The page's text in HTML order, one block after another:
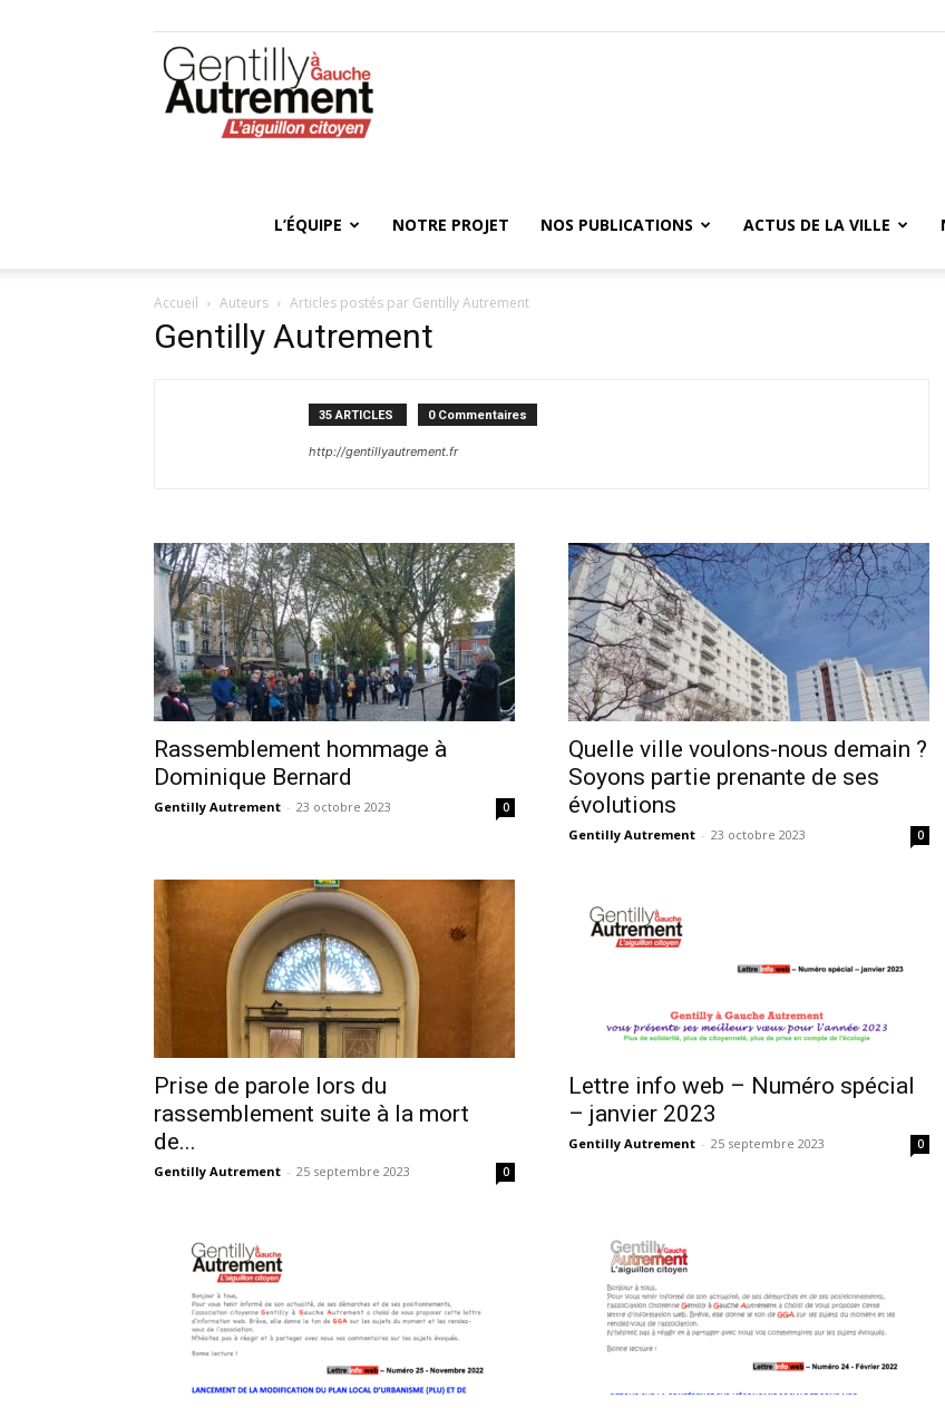
L’ÉQUIPE NOTRE PROJET NOS PUBLICATIONS ACTUS DE LA VILLE
Accueil Auteurs Articles postés par Gentilly Autrement
Gentilly Autrement
35 ARTICLES 0 Commentaires
http://gentillyautrement.fr
Rassemblement hommage à
Dominique Bernard
Gentilly Autrement - 23 octobre 2023 0
Quelle ville voulons-nous demain ?
Soyons partie prenante de ses
évolutions
Gentilly Autrement - 23 octobre 2023 0
Prise de parole lors du
rassemblement suite à la mort
de...
Gentilly Autrement - 25 septembre 2023 0
Lettre info web – Numéro spécial
– janvier 2023
Gentilly Autrement - 25 septembre 2023 0